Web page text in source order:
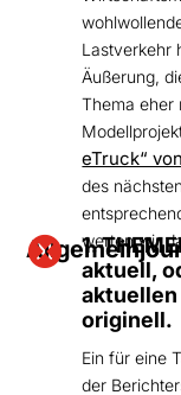
Lastverkehr
Äußerung,
Thema eher
eTruck“
des
werten wir

1.
aktuell,
originell.
Ein für eine
der